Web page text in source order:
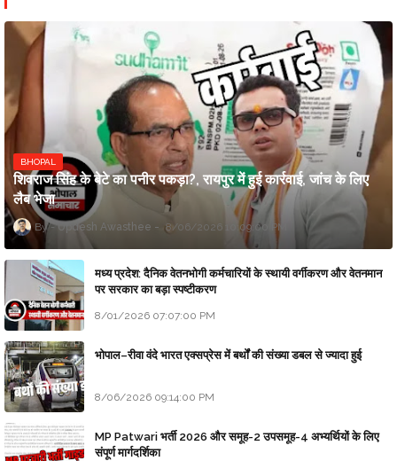
BHOPAL
शिवराज सिंह के बेटे का पनीर पकड़ा?, रायपुर में हुई कार्रवाई, जांच के लिए
लैब भेजा
Updesh Awasthee 8/06/2026 10:09:00 PM
मध्य प्रदेश: दैनिक वेतनभोगी कर्मचारियों के स्थायी वर्गीकरण और वेतनमान
पर सरकार का बड़ा स्पष्टीकरण
8/01/2026 07:07:00 PM
भोपाल–रीवा वंदे भारत एक्सप्रेस में बर्थों की संख्या डबल से ज्यादा हुई
8/06/2026 09:14:00 PM
MP Patwari भर्ती 2026 और समूह-2 उपसमूह-4 अभ्यर्थियों के लिए
संपूर्ण मार्गदर्शिका